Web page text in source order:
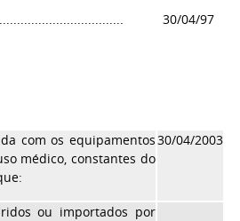
30/04/97
com os equipamentos
médico, constantes do
30/04/2003
ou importados por